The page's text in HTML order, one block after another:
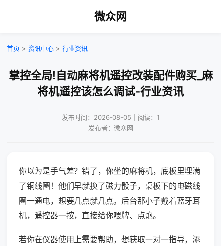
微众网
首页 > 资讯中心 > 行业资讯
掌控全局!自动麻将机遥控改装配件购买_麻
将机遥控该怎么调试-行业资讯
发布时间：2026-08-05｜阅读：1
发布者：微众网
你以为是手气差？错了，你坐的麻将机，底板里埋满
了铜线圈！他们早就换了磁力骰子，桌板下的电磁线
圈一通电，想要几点就几点。后台那小子戴着蓝牙耳
机，遥控器一按，直接给你喂牌、点炮。
若你在仪器使用上需要帮助，想获取一对一指导，添